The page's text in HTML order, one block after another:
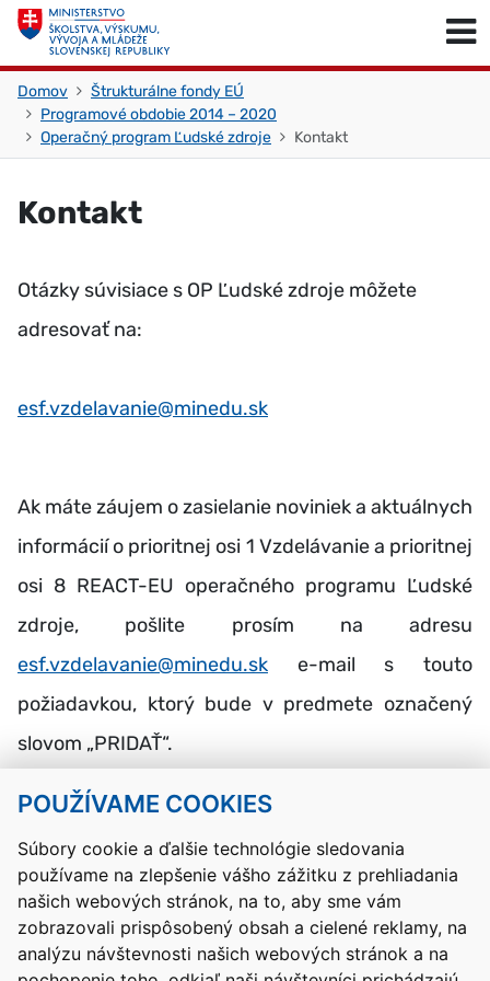
POUŽÍVAME COOKIES
Súbory cookie a ďalšie technológie sledovania
používame na zlepšenie vášho zážitku z prehliadania
našich webových stránok, na to, aby sme vám
zobrazovali prispôsobený obsah a cielené reklamy, na
analýzu návštevnosti našich webových stránok a na
Skočiť na obsah
Domov
Štrukturálne fondy EÚ
Programové obdobie 2014 – 2020
Operačný program Ľudské zdroje
Kontakt
Kontakt
Otázky súvisiace s OP Ľudské zdroje môžete
adresovať na:
esf.vzdelavanie@minedu.sk
Ak máte záujem o zasielanie noviniek a aktuálnych
informácií o prioritnej osi 1 Vzdelávanie a prioritnej
osi 8 REACT-EU operačného programu Ľudské
zdroje, pošlite prosím na adresu
esf.vzdelavanie@minedu.sk e-mail s touto
požiadavkou, ktorý bude v predmete označený
slovom „PRIDAŤ“.
Skočiť na začiatok stránky
Kontakty Mapa stránky RSS
Vyhlásenie o prístupnosti
Nastavenia cookies
Prevádzkovateľom služby je Ministerstvo školstva, výskumu,
vývoja a mládeže Slovenskej republiky.